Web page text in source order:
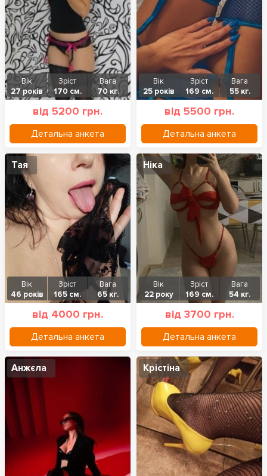
Вік
27 років
Зріст
170 см.
Вага
70 кг.
від 5200 грн.
Детальна анкета
Вік
25 років
Зріст
169 см.
Вага
55 кг.
від 5500 грн.
Детальна анкета
Тая
Вік
46 років
Зріст
165 см.
Вага
65 кг.
від 4000 грн.
Детальна анкета
Ніка
Вік
22 року
Зріст
169 см.
Вага
54 кг.
від 3700 грн.
Детальна анкета
Анжєла Крістіна